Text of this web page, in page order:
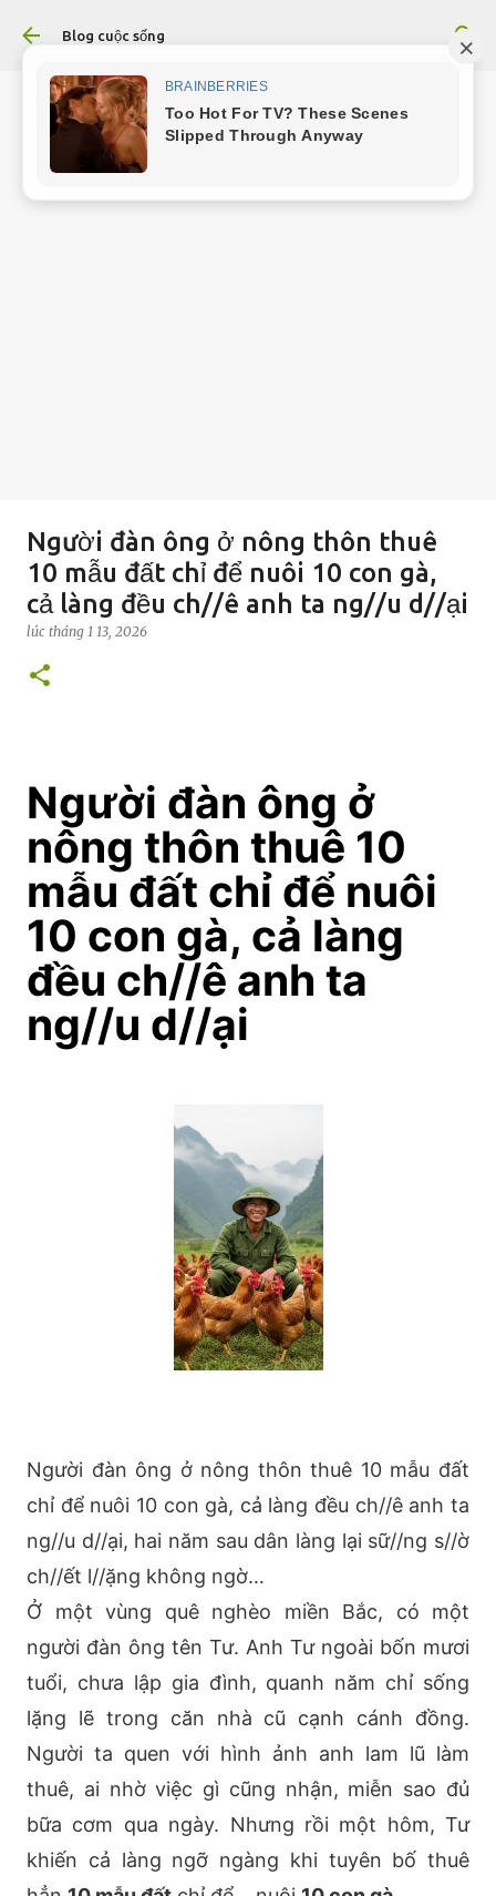
Chuyển đến nội dung chính
Blog cuộc sống
Người đàn ông ở nông thôn thuê
10 mẫu đất chỉ để nuôi 10 con gà,
cả làng đều ch//ê anh ta ng//u d//ại
lúc tháng 1 13, 2026
Người đàn ông ở
nông thôn thuê 10
mẫu đất chỉ để nuôi
10 con gà, cả làng
đều ch//ê anh ta
ng//u d//ại
Người đàn ông ở nông thôn thuê 10 mẫu đất
chỉ để nuôi 10 con gà, cả làng đều ch//ê anh ta
ng//u d//ại, hai năm sau dân làng lại sữ//ng s//ờ
ch//ết l//ặng không ngờ…
Ở một vùng quê nghèo miền Bắc, có một
người đàn ông tên Tư. Anh Tư ngoài bốn mươi
tuổi, chưa lập gia đình, quanh năm chỉ sống
lặng lẽ trong căn nhà cũ cạnh cánh đồng.
Người ta quen với hình ảnh anh lam lũ làm
thuê, ai nhờ việc gì cũng nhận, miễn sao đủ
bữa cơm qua ngày. Nhưng rồi một hôm, Tư
khiến cả làng ngỡ ngàng khi tuyên bố thuê